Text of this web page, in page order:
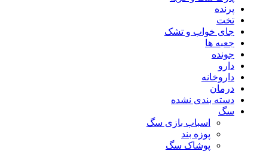
پرنده
تخت
جای خواب و تشک
جعبه ها
جونده
دارو
داروخانه
درمان
دسته بندی نشده
سگ
اسباب بازی سگ
پوزه بند
پوشاک سگ